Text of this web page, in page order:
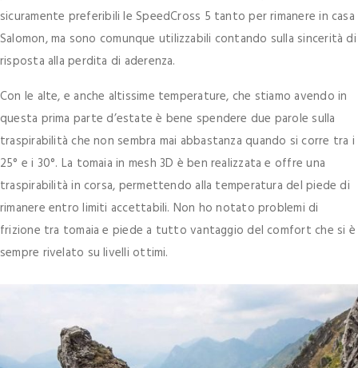
sicuramente preferibili le SpeedCross 5 tanto per rimanere in casa
Salomon, ma sono comunque utilizzabili contando sulla sincerità di
risposta alla perdita di aderenza.
Con le alte, e anche altissime temperature, che stiamo avendo in
questa prima parte d’estate è bene spendere due parole sulla
traspirabilità che non sembra mai abbastanza quando si corre tra i
25° e i 30°. La tomaia in mesh 3D è ben realizzata e offre una
traspirabilità in corsa, permettendo alla temperatura del piede di
rimanere entro limiti accettabili. Non ho notato problemi di
frizione tra tomaia e piede a tutto vantaggio del comfort che si è
sempre rivelato su livelli ottimi.